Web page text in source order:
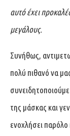
αυτό έχει
μεγάλους.
Συνήθως,
πολύ πιθανό να
της μάσκας και
ενοχλήσει παρόλο